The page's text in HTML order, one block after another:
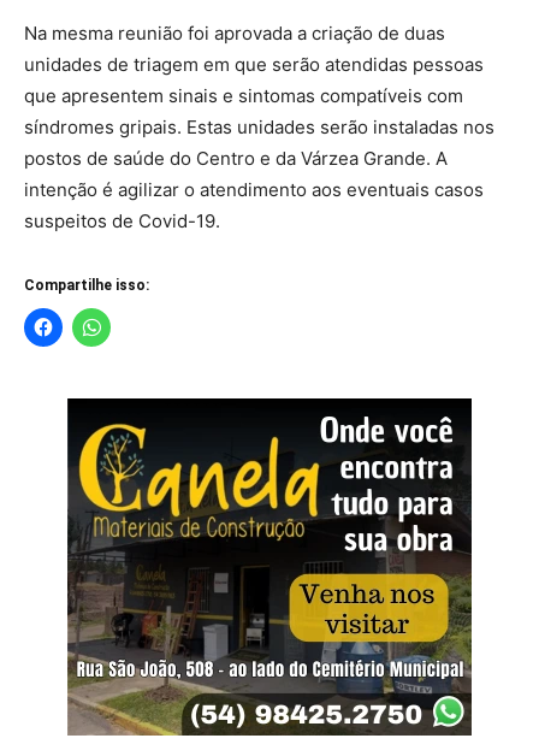
Na mesma reunião foi aprovada a criação de duas
unidades de triagem em que serão atendidas pessoas
que apresentem sinais e sintomas compatíveis com
síndromes gripais. Estas unidades serão instaladas nos
postos de saúde do Centro e da Várzea Grande. A
intenção é agilizar o atendimento aos eventuais casos
suspeitos de Covid-19.
Compartilhe isso: